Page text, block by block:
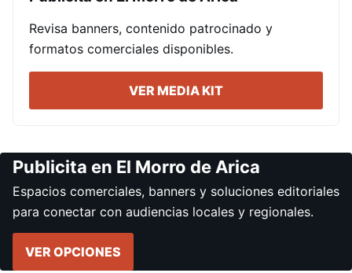
Revisa banners, contenido patrocinado y
formatos comerciales disponibles.
VER MEDIA KIT
Publicita en El Morro de Arica
Espacios comerciales, banners y soluciones editoriales
para conectar con audiencias locales y regionales.
VER OPCIONES